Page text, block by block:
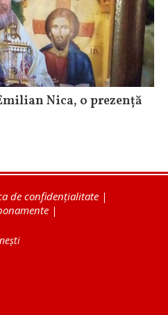
Nica, o prezență
de confidențialitate |
|